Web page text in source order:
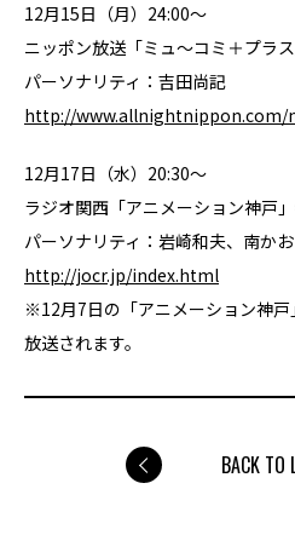
12月15日（月）24:00～
ニッポン放送「ミュ～コミ＋プラ
パーソナリティ：吉田尚記
http://www.allnightnippon.com/
12月17日（水）20:30～
ラジオ関西「アニメーション神戸
パーソナリティ：岩崎和夫、南かお
http://jocr.jp/index.html
※12月7日の「アニメーション神
放送されます。
BACK TO